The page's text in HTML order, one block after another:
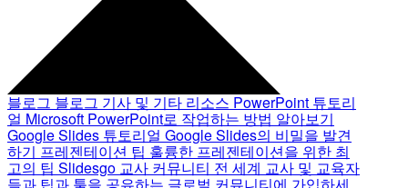
블로그 블로그 기사 및 기타 리소스 PowerPoint 튜토리
얼 Microsoft PowerPoint로 작업하는 방법 알아보기
Google Slides 튜토리얼 Google Slides의 비밀을 발견
하기 프레젠테이션 팁 훌륭한 프레젠테이션을 위한 최
고의 팁 Slidesgo 교사 커뮤니티 전 세계 교사 및 교육자